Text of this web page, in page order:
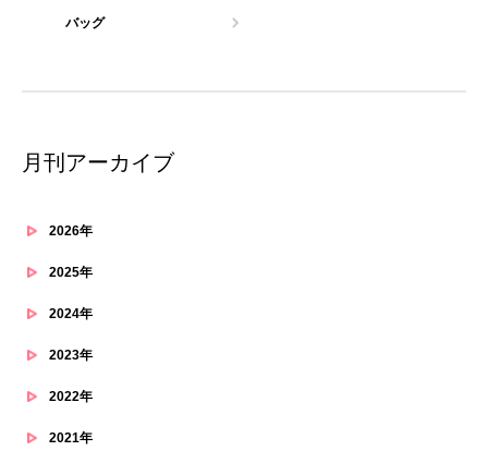
バッグ
月刊アーカイブ
2026年
2025年
2024年
2023年
2022年
2021年